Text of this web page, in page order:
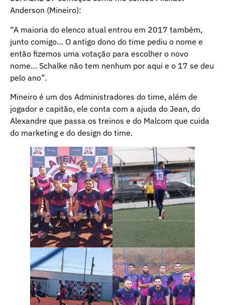
Anderson (Mineiro):
“A maioria do elenco atual entrou em 2017 também,
junto comigo… O antigo dono do time pediu o nome e
então fizemos uma votação para escolher o novo
nome… Schalke não tem nenhum por aqui e o 17 se deu
pelo ano”.
Mineiro é um dos Administradores do time, além de
jogador e capitão, ele conta com a ajuda do Jean, do
Alexandre que passa os treinos e do Malcom que cuida
do marketing e do design do time.